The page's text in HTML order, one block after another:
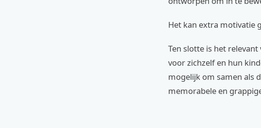
Het kan extra motivatie
Ten slotte is het
voor zichzelf en hun
mogelijk om samen als
memorabele en